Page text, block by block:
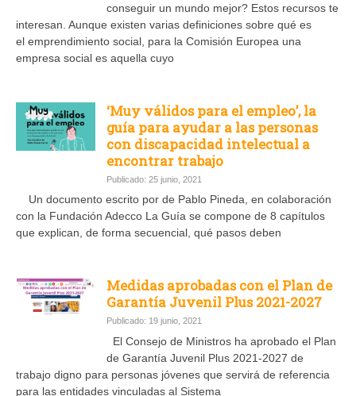
conseguir un mundo mejor? Estos recursos te
interesan. Aunque existen varias definiciones sobre qué es
el emprendimiento social, para la Comisión Europea una
empresa social es aquella cuyo
‘Muy válidos para el empleo’, la
guía para ayudar a las personas
con discapacidad intelectual a
encontrar trabajo
Publicado: 25 junio, 2021
Un documento escrito por de Pablo Pineda, en colaboración
con la Fundación Adecco La Guía se compone de 8 capítulos
que explican, de forma secuencial, qué pasos deben
Medidas aprobadas con el Plan de
Garantía Juvenil Plus 2021-2027
Publicado: 19 junio, 2021
El Consejo de Ministros ha aprobado el Plan
de Garantía Juvenil Plus 2021-2027 de
trabajo digno para personas jóvenes que servirá de referencia
para las entidades vinculadas al Sistema